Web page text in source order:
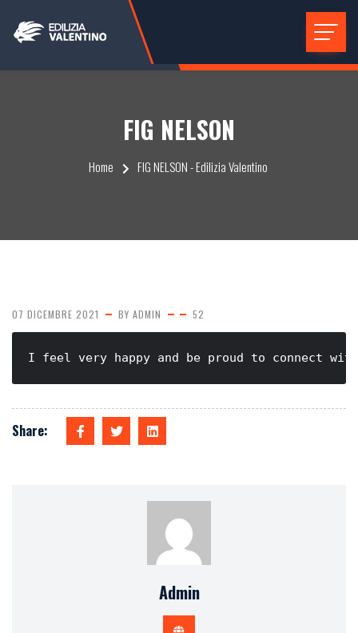
FIG NELSON
Home FIG NELSON - Edilizia Valentino
07 DICEMBRE 2021 BY ADMIN 52
I feel very happy and be proud to connect
Share:
Admin